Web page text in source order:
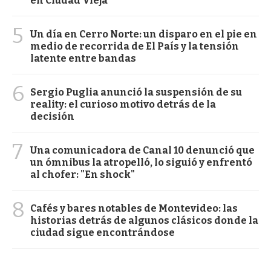
5
Un día en Cerro Norte: un disparo en el pie en
medio de recorrida de El País y la tensión
latente entre bandas
6
Sergio Puglia anunció la suspensión de su
reality: el curioso motivo detrás de la
decisión
7
Una comunicadora de Canal 10 denunció que
un ómnibus la atropelló, lo siguió y enfrentó
al chofer: "En shock"
8
Cafés y bares notables de Montevideo: las
historias detrás de algunos clásicos donde la
ciudad sigue encontrándose